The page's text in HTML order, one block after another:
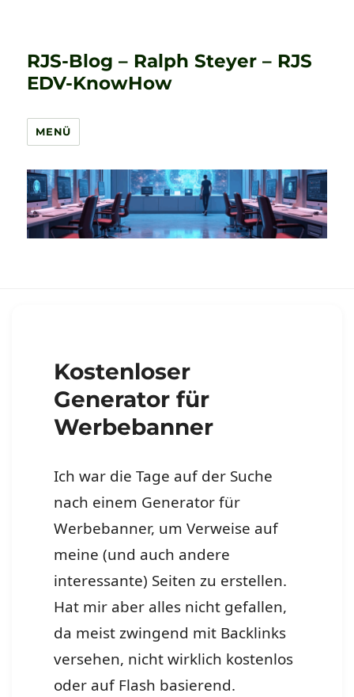
RJS-Blog – Ralph Steyer – RJS
EDV-KnowHow
MENÜ
Kostenloser
Generator für
Werbebanner
Ich war die Tage auf der Suche
nach einem Generator für
Werbebanner, um Verweise auf
meine (und auch andere
interessante) Seiten zu erstellen.
Hat mir aber alles nicht gefallen,
da meist zwingend mit Backlinks
versehen, nicht wirklich kostenlos
oder auf Flash basierend.